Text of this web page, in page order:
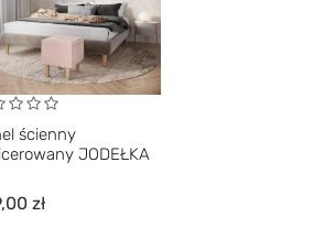
ścienny
JODEŁKA
zł